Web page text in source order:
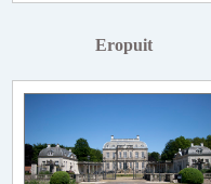
Eropuit